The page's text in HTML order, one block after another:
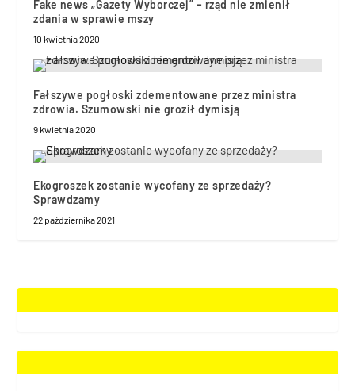
Fake news „Gazety Wyborczej” – rząd nie zmienił
zdania w sprawie mszy
10 kwietnia 2020
Fałszywe pogłoski zdementowane przez ministra
zdrowia. Szumowski nie groził dymisją
9 kwietnia 2020
Ekogroszek zostanie wycofany ze sprzedaży?
Sprawdzamy
22 października 2021